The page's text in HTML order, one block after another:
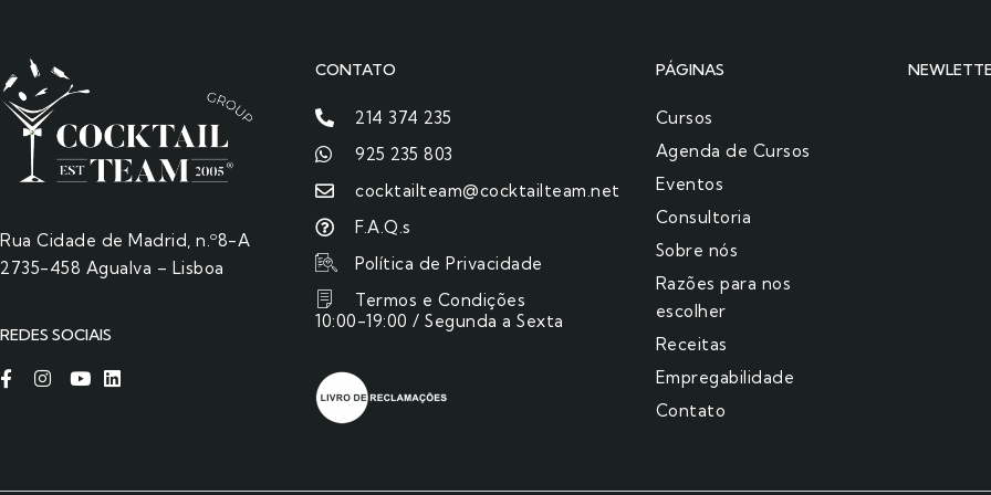
Rua Cidade de Madrid, n.º8-A
2735-458 Agualva – Lisboa
REDES SOCIAIS
CONTATO
214 374 235
925 235 803
cocktailteam@cocktailteam.net
F.A.Q.s
Política de Privacidade
Termos e Condições
10:00-19:00 / Segunda a Sexta
PÁGINAS
Cursos
Agenda de Cursos
Eventos
Consultoria
Sobre nós
Razões para nos
escolher​
Receitas
Empregabilidade
Contato